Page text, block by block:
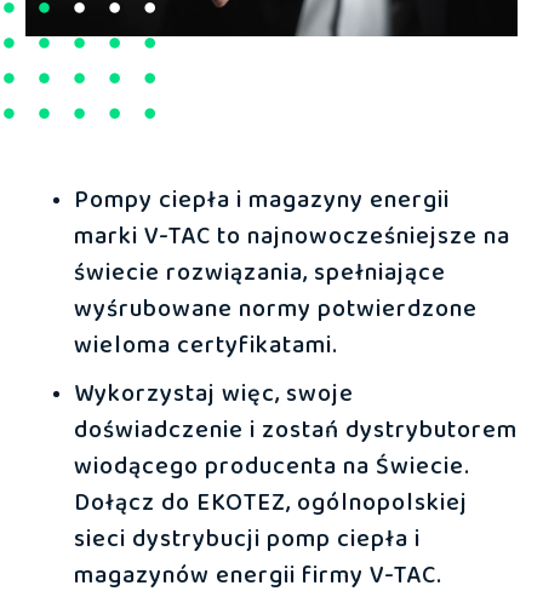
Pompy ciepła i magazyny energii
marki V-TAC to najnowocześniejsze na
świecie rozwiązania, spełniające
wyśrubowane normy potwierdzone
wieloma certyfikatami.
Wykorzystaj więc, swoje
doświadczenie i zostań dystrybutorem
wiodącego producenta na Świecie.
Dołącz do EKOTEZ, ogólnopolskiej
sieci dystrybucji pomp ciepła i
magazynów energii firmy V-TAC.